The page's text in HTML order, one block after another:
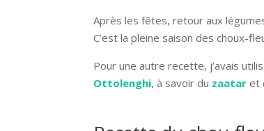
Après les fêtes, retour aux
C’est la pleine saison des choux-
Pour une autre recette, j’avais
Ottolenghi, à savoir du zaatar et